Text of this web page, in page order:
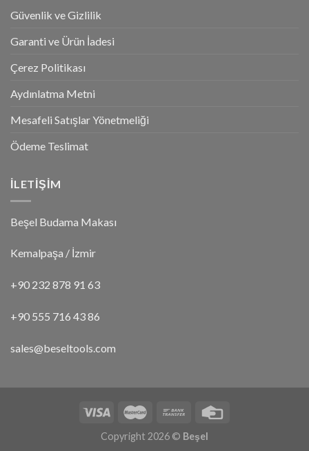
Güvenlik ve Gizlilik
Garanti ve Ürün İadesi
Çerez Politikası
Aydınlatma Metni
Mesafeli Satışlar Yönetmeliği
Ödeme Teslimat
İLETİŞİM
Beşel Budama Makası
Kemalpaşa / İzmir
+90 232 878 91 63
+90 555 716 43 86
sales@beseltools.com
Copyright 2026 © Beşel